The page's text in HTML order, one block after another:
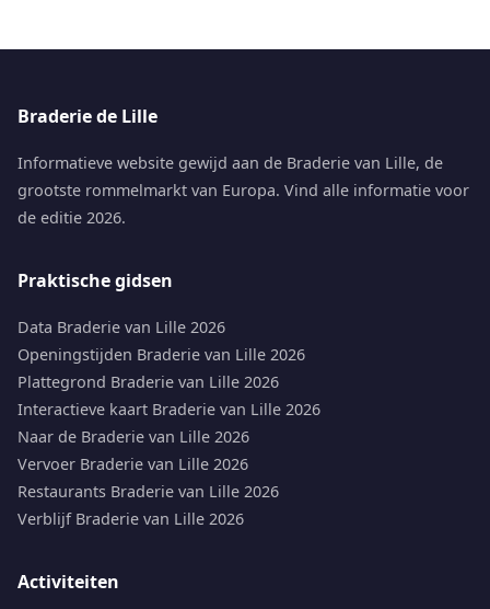
Braderie de Lille
Informatieve website gewijd aan de Braderie van Lille, de
grootste rommelmarkt van Europa. Vind alle informatie voor
de editie 2026.
Praktische gidsen
Data Braderie van Lille 2026
Openingstijden Braderie van Lille 2026
Plattegrond Braderie van Lille 2026
Interactieve kaart Braderie van Lille 2026
Naar de Braderie van Lille 2026
Vervoer Braderie van Lille 2026
Restaurants Braderie van Lille 2026
Verblijf Braderie van Lille 2026
Activiteiten